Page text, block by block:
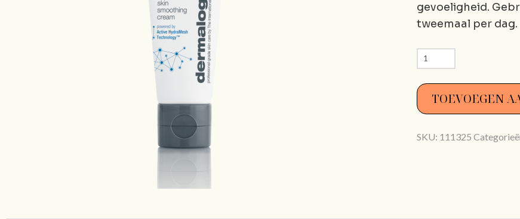
gevoeligheid.
tweemaal per dag.
Dermalogica
Skin
Smoothing
Cream
15
TOEVOEGEN
SKU: 111325